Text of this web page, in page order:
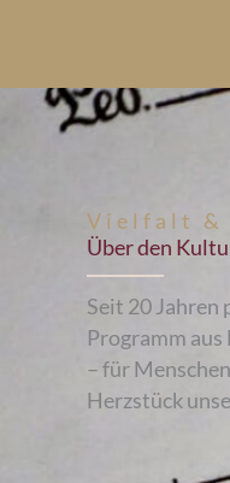
Vielfalt &
Über den
Seit 20
Programm
– für
Herzstück